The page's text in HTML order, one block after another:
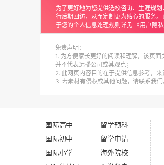
为了更好地为您提供选校咨询、生涯规
行后期回访，从而定制更为贴心的服务
于您的个人信息处理规则详见 《用户隐
免责声明：
1. 为方便家长更好的阅读和理解，该页面
并不代表远播公司或其观点；
2. 此网页内容目的在于提供信息参考，
3. 若素材有侵权或其他问题，请联系我们
国际高中
国际初中
国际小学
留学预科
留学申请
海外院校